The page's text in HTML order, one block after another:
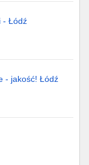
- Łódź
- jakość! Łódź